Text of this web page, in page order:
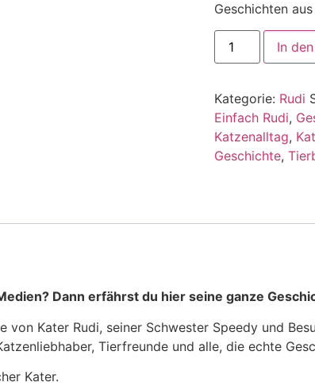
Geschichten
Einfach
Rudi
-
/
Die
wahre
Geschichte
von
Blacky
In
Kategorie: Rudi
Einfach Rudi,
Katzenalltag,
Geschichte,
Dann erfährst du hier seine ganze
Kater Rudi, seiner Schwester Speedy und
Tierfreunde und alle, die echte
Kater.